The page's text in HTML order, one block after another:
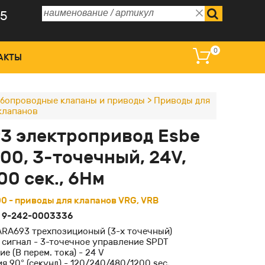
и дисплеи
катушки
преобразователи
регулирующие
0
клапаны и приводы > Приводы для
электропривод Esbe
3-точечный, 24V,
сек., 6Нм
- приводы для клапанов VRG, VRB
9-242-0003336
трехпозиционый (3-х точечный)
- 3-точечное управление SPDT
(В перем. тока) - 24 V